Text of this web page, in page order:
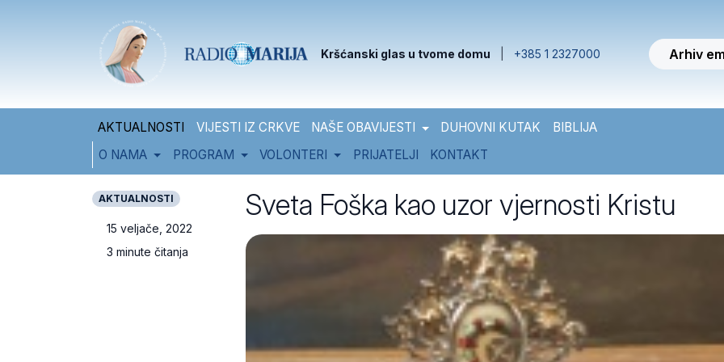
Kršćanski glas u tvome domu +385 1 2327000 Arhiv
AKTUALNOSTI VIJESTI IZ CRKVE NAŠE OBAVIJESTI DUHOVNI KUTAK
BIBLIJA
O NAMA
PROGRAM VOLONTERI PRIJATELJI KONTAKT
AKTUALNOSTI
15 veljače, 2022
3 minute čitanja
Sveta Foška kao uzor vjernosti Kristu